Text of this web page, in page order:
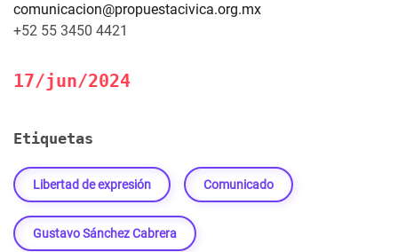
comunicacion@propuestacivica.org.mx
+52 55 3450 4421
17/jun/2024
Etiquetas
Libertad de expresión Comunicado
Gustavo Sánchez Cabrera